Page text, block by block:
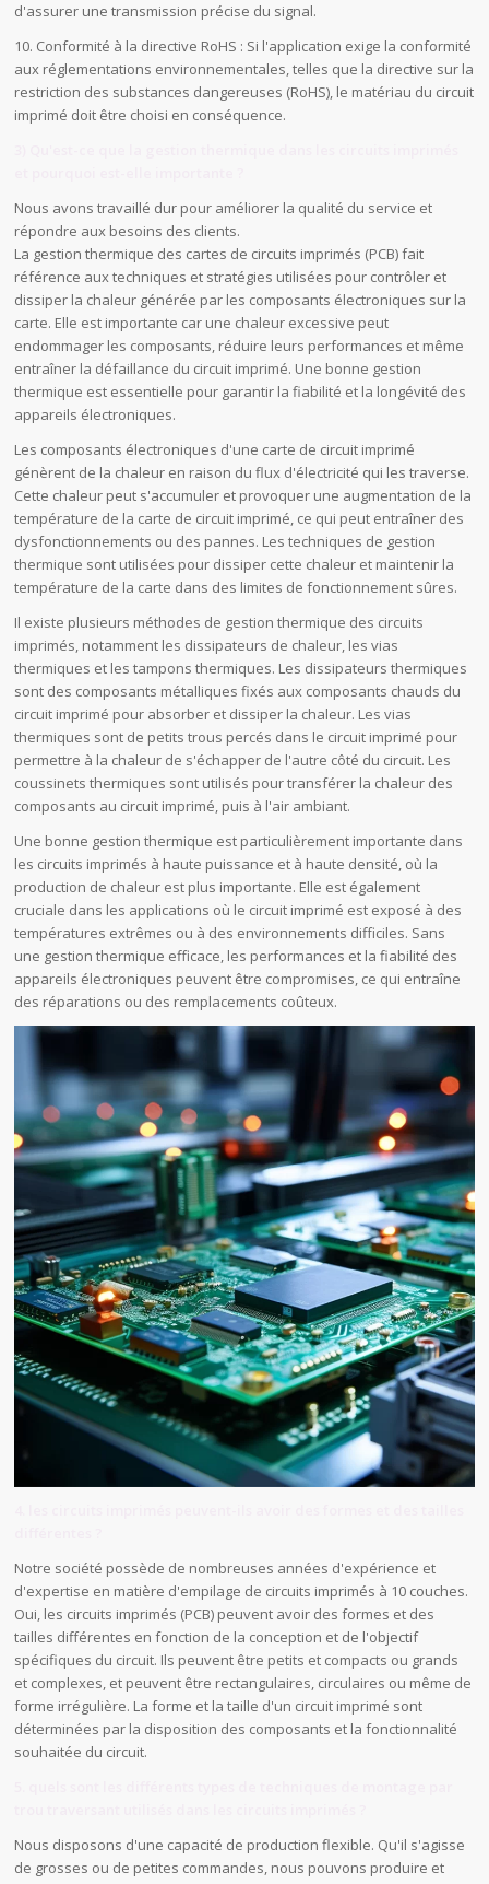
d'assurer une transmission précise du signal.
10. Conformité à la directive RoHS : Si l'application exige la conformité
aux réglementations environnementales, telles que la directive sur la
restriction des substances dangereuses (RoHS), le matériau du circuit
imprimé doit être choisi en conséquence.
Nous avons travaillé dur pour améliorer la qualité du service et
répondre aux besoins des clients.
La gestion thermique des cartes de circuits imprimés (PCB) fait
référence aux techniques et stratégies utilisées pour contrôler et
dissiper la chaleur générée par les composants électroniques sur la
carte. Elle est importante car une chaleur excessive peut
endommager les composants, réduire leurs performances et même
entraîner la défaillance du circuit imprimé. Une bonne gestion
thermique est essentielle pour garantir la fiabilité et la longévité des
appareils électroniques.
Les composants électroniques d'une carte de circuit imprimé
génèrent de la chaleur en raison du flux d'électricité qui les traverse.
Cette chaleur peut s'accumuler et provoquer une augmentation de la
température de la carte de circuit imprimé, ce qui peut entraîner des
dysfonctionnements ou des pannes. Les techniques de gestion
thermique sont utilisées pour dissiper cette chaleur et maintenir la
température de la carte dans des limites de fonctionnement sûres.
Il existe plusieurs méthodes de gestion thermique des circuits
imprimés, notamment les dissipateurs de chaleur, les vias
thermiques et les tampons thermiques. Les dissipateurs thermiques
sont des composants métalliques fixés aux composants chauds du
circuit imprimé pour absorber et dissiper la chaleur. Les vias
thermiques sont de petits trous percés dans le circuit imprimé pour
permettre à la chaleur de s'échapper de l'autre côté du circuit. Les
coussinets thermiques sont utilisés pour transférer la chaleur des
composants au circuit imprimé, puis à l'air ambiant.
Une bonne gestion thermique est particulièrement importante dans
les circuits imprimés à haute puissance et à haute densité, où la
production de chaleur est plus importante. Elle est également
cruciale dans les applications où le circuit imprimé est exposé à des
températures extrêmes ou à des environnements difficiles. Sans
une gestion thermique efficace, les performances et la fiabilité des
appareils électroniques peuvent être compromises, ce qui entraîne
des réparations ou des remplacements coûteux.
Notre société possède de nombreuses années d'expérience et
d'expertise en matière d'empilage de circuits imprimés à 10 couches.
Oui, les circuits imprimés (PCB) peuvent avoir des formes et des
tailles différentes en fonction de la conception et de l'objectif
spécifiques du circuit. Ils peuvent être petits et compacts ou grands
et complexes, et peuvent être rectangulaires, circulaires ou même de
forme irrégulière. La forme et la taille d'un circuit imprimé sont
déterminées par la disposition des composants et la fonctionnalité
souhaitée du circuit.
Nous disposons d'une capacité de production flexible. Qu'il s'agisse
de grosses ou de petites commandes, nous pouvons produire et